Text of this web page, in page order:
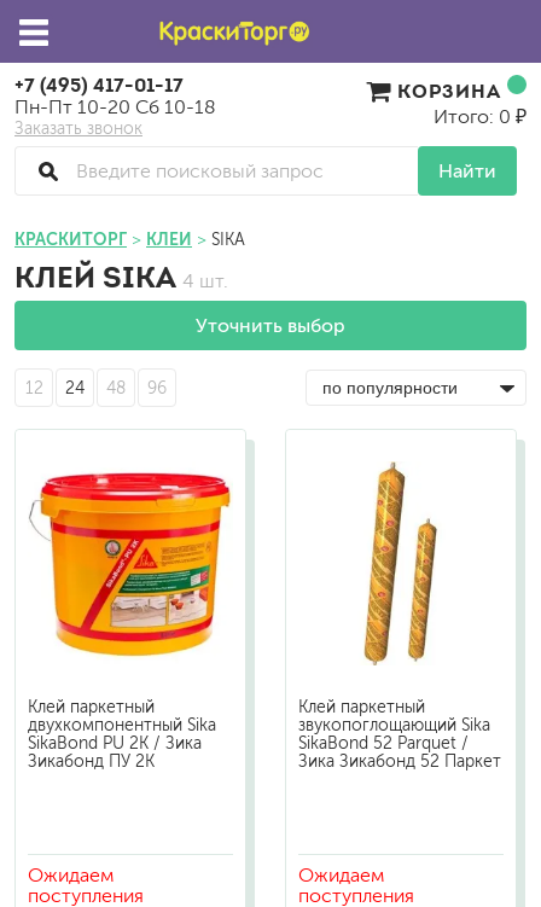
+7 (495) 417-01-17
Пн-Пт 10-20 Сб 10-18
Заказать звонок
Найти
КОРЗИНА
Итого: 0 ₽
КРАСКИТОРГ КЛЕИ SIKA
КЛЕЙ SIKA 4 шт.
Уточнить выбор
12 24 48 96
Клей паркетный
двухкомпонентный Sika
SikaBond PU 2K / Зика
Зикабонд ПУ 2К
Ожидаем
поступления
Клей паркетный
звукопоглощающий Sika
SikaBond 52 Parquet /
Зика Зикабонд 52 Паркет
Ожидаем
поступления